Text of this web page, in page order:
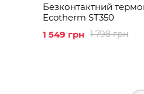
Безконтактний
Ecotherm ST350
1 798 грн
1 549 грн